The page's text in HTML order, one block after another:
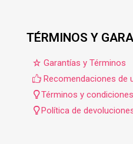
TÉRMINOS Y
Garantías y Términos
Recomendaciones de
Términos y condiciones
Política de